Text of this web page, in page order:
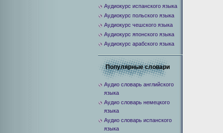
Аудиокурс испанского языка
Аудиокурс польского языка
Аудиокурс чешского языка
Аудиокурс японского языка
Аудиокурс арабского языка
Популярные словари
Аудио словарь английского
языка
Аудио словарь немецкого
языка
Аудио словарь испанского
языка